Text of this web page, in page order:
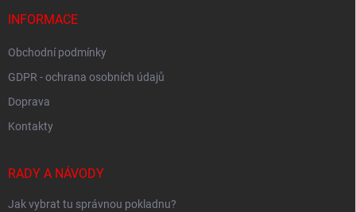
INFORMACE
Obchodní podmínky
GDPR - ochrana osobních údajů
Doprava
Kontakty
RADY A NÁVODY
Jak vybrat tu správnou pokladnu?